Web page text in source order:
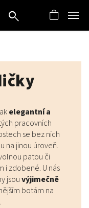
elegantní a
pracovních
se bez nich
na jinou úroveň.
patou či
i zdobené. U nás
jsouvýjimečně
botám na